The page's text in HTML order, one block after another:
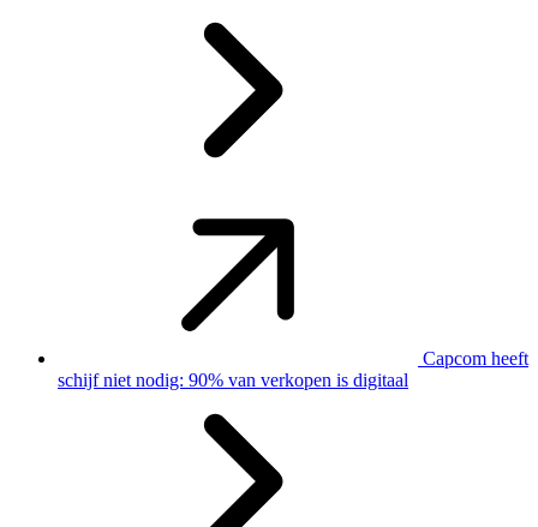
Capcom heeft
schijf niet nodig: 90% van verkopen is digitaal